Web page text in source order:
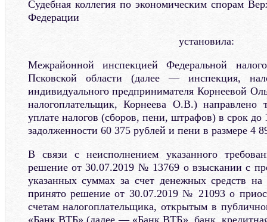
Судебная коллегия по экономическим спорам
Федерации
установила:
Межрайонной инспекцией Федеральной
Псковской области (далее — инспекция,
индивидуального предпринимателя Корнеевой
налогоплательщик, Корнеева О.В.)
уплате налогов (сборов, пени, штрафов) в срок
задолженности 60 375 рублей и пени в размере 4
В связи с неисполнением указанного
решение от 30.07.2019 № 13769 о взыскании с
указанных суммах за счет денежных средств
принято решение от 30.07.2019 № 21093 о
счетам налогоплательщика, открытым в
«Банк ВТБ» (далее — «Банк ВТБ», банк,